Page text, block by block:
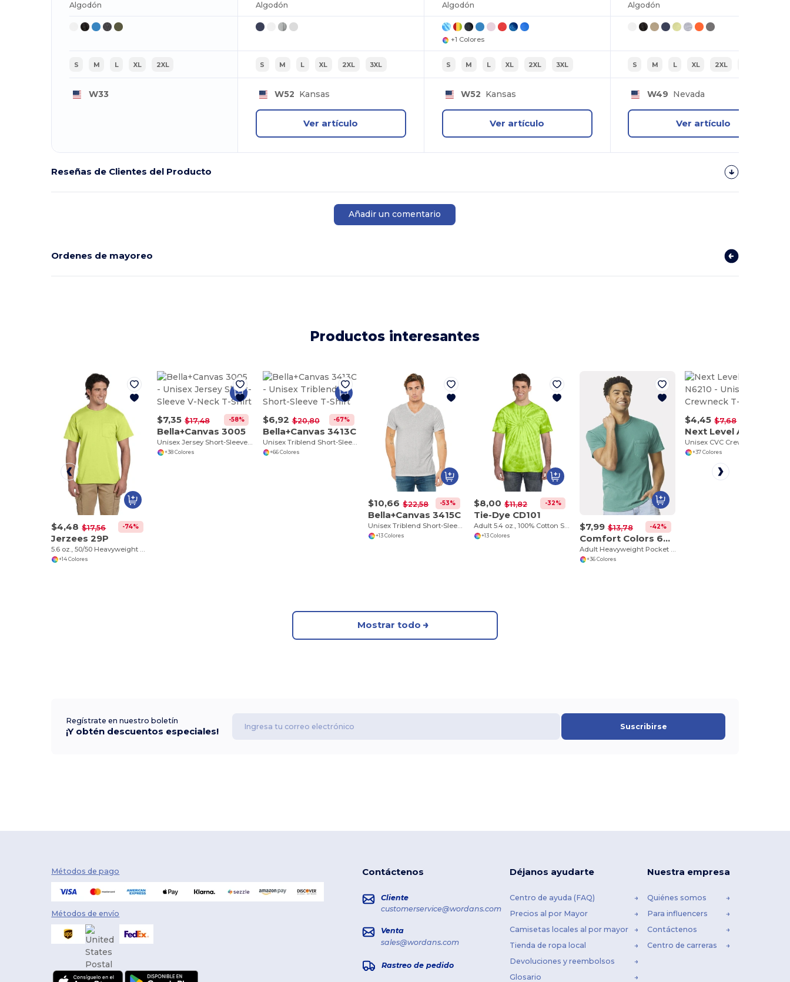
Algodón
S M L XL 2XL
W33
Algodón
S M L XL 2XL 3XL
W52 Kansas
Ver artículo
Algodón
+1 Colores
S M L XL 2XL 3XL
W52 Kansas
Ver artículo
Algodón
S M L XL 2XL
W49 Nevada
Ver artículo
Reseñas de Clientes del Producto
Añadir un comentario
Ordenes de mayoreo
Productos interesantes
$4,48 $17,56 -74%
Jerzees 29P
5.6 oz., 50/50 Heavyweight Blend™ Pocket T-Shirt
+14 Colores
$7,35 $17,48 -58%
Bella+Canvas 3005
+38 Colores
$6,92 $20,80 -67%
Bella+Canvas 3413C
Unisex Triblend Short-Sleeve T-Shirt
+66 Colores
$10,66 $22,58 -53%
Bella+Canvas 3415C
+13 Colores
$8,00 $11,82 -32%
Tie-Dye CD101
+13 Colores
$7,99 $13,78 -42%
Comfort Colors 6030CC
Adult Heavyweight Pocket T-Shirt
+36 Colores
$4,45 $7,68
+37 Colores
Mostrar todo
Regístrate en nuestro boletín
¡Y obtén descuentos especiales! Suscribirse
Métodos de pago
Métodos de envío
Contáctenos
Cliente
customerservice@wordans.com
Venta
sales@wordans.com
Rastreo de pedido
Déjanos ayudarte
Centro de ayuda (FAQ)
Precios al por Mayor
Camisetas locales al por mayor
Tienda de ropa local
Devoluciones y reembolsos
Glosario
Nuestra empresa
Quiénes somos
Para influencers
Contáctenos
Centro de carreras